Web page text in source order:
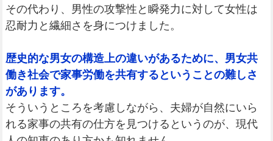
その代わり、男性の攻撃性と瞬発力に対して女性は
忍耐力と繊細さを身につけました。
歴史的な男女の構造上の違いがあるために、男女共
働き社会で家事労働を共有するということの難しさ
があります。
そういうところを考慮しながら、夫婦が自然にいら
れる家事の共有の仕方を見つけるというのが、現代